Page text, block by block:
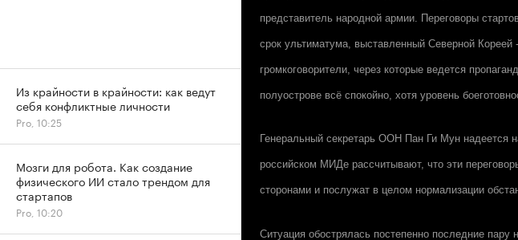
представитель народной армии. Переговоры
срок ультиматума, выставленный Северной
громкоговорители, через которые ведется
полуострове всё спокойно, хотя уровень
Генеральный секретарь ООН Пан Ги Мун надеется
российском МИДе рассчитывают, что эти
сторонами и послужат в целом нормализации
Ситуация обострялась постепенно последние
Из крайности в крайности: как ведут
себя конфликтные личности
Pro, 10:25
Мозги для робота. Как создание
физического ИИ стало трендом для
стартапов
Pro, 10:20